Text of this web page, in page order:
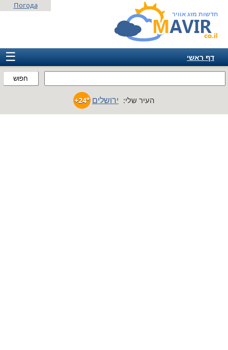
חדשות מזג אוויר
חפוש
Погода
☰
דף ראשי
אמריקה
העיר שלי: ירושלים +24°